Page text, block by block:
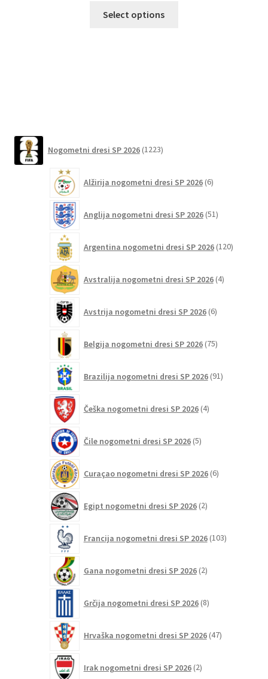
Select options
Nogometni dresi SP 2026 1223izdelkov
Alžirija nogometni dresi SP 2026 6izdelkov
Anglija nogometni dresi SP 2026 51izdelkov
Argentina nogometni dresi SP 2026 120izdelkov
Avstralija nogometni dresi SP 2026 4izdelki
Avstrija nogometni dresi SP 2026 6izdelkov
Belgija nogometni dresi SP 2026 75izdelkov
Brazilija nogometni dresi SP 2026 91izdelkov
Češka nogometni dresi SP 2026 4izdelki
Čile nogometni dresi SP 2026 5izdelkov
Curaçao nogometni dresi SP 2026 6izdelkov
Egipt nogometni dresi SP 2026 2izdelka
Francija nogometni dresi SP 2026 103izdelki
Gana nogometni dresi SP 2026 2izdelka
Grčija nogometni dresi SP 2026 8izdelkov
Hrvaška nogometni dresi SP 2026 47izdelkov
Irak nogometni dresi SP 2026 2izdelka